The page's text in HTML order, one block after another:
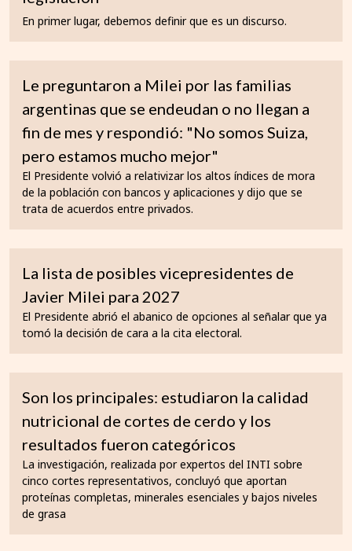
En primer lugar, debemos definir que es un discurso.
Le preguntaron a Milei por las familias
argentinas que se endeudan o no llegan a
fin de mes y respondió: "No somos Suiza,
pero estamos mucho mejor"
El Presidente volvió a relativizar los altos índices de mora
de la población con bancos y aplicaciones y dijo que se
trata de acuerdos entre privados.
La lista de posibles vicepresidentes de
Javier Milei para 2027
El Presidente abrió el abanico de opciones al señalar que ya
tomó la decisión de cara a la cita electoral.
Son los principales: estudiaron la calidad
nutricional de cortes de cerdo y los
resultados fueron categóricos
La investigación, realizada por expertos del INTI sobre
cinco cortes representativos, concluyó que aportan
proteínas completas, minerales esenciales y bajos niveles
de grasa